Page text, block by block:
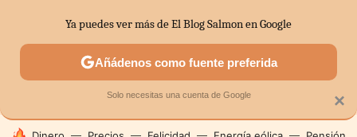
SECTORES ECONOMÍA DOMÉSTICA MERCADOS
×
Ya puedes ver más de El Blog Salmon en Google
Añádenos como fuente preferida
Solo necesitas una cuenta de Google